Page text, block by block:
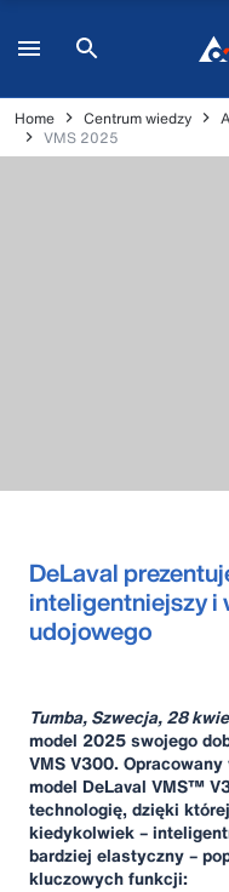
Home Centrum wiedzy
VMS 2025
DeLaval
inteligentniejszy i
udojowego
Tumba, Szwecja, 28
model 2025 swojego
VMS V300.
model DeLaval VMS™
technologię, dzięki
kiedykolwiek –
bardziej elastyczny –
kluczowych funkcji: